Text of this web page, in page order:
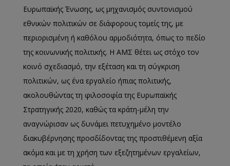
Ευρωπαϊκής Ένωσης, ως μηχανισμός συντονισμού
εθνικών πολιτικών σε διάφορους τομείς της, με
περιορισμένη ή καθόλου αρμοδιότητα, όπως το πεδίο
της κοινωνικής πολιτικής. Η ΑΜΣ θέτει ως στόχο τον
κοινό σχεδιασμό, την εξέταση και τη σύγκριση
πολιτικών, ως ένα εργαλείο ήπιας πολιτικής,
ακολουθώντας τη φιλοσοφία της Ευρωπαϊκής
Στρατηγικής 2020, καθώς τα κράτη-μέλη την
αναγνώρισαν ως δυνάμει πετυχημένο μοντέλο
διακυβέρνησης προσδίδοντας της προστιθέμενη αξία
ακόμα και με τη χρήση των εξεζητημένων εργαλείων,